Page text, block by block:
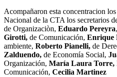
Acompañaron esta concentracion
Nacional de la CTA los secretarios
de Organizaciòn, Eduardo Pereyra
Girotti, de Comunicación, Enrique
ambiente, Roberto Pianelli, de
Zalduendo, de Economía Social,
Organización, María Laura Torre,
Comunicación, Cecilia Martinez